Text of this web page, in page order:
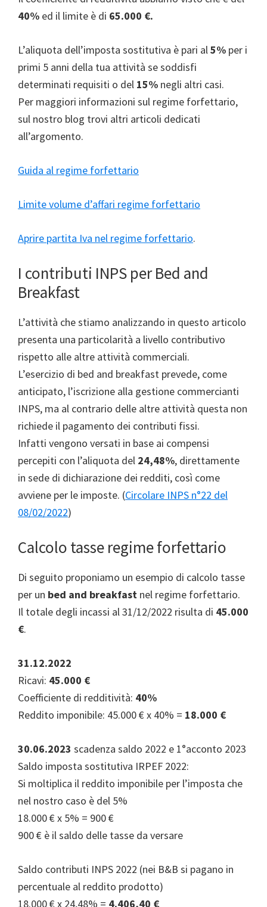
40% ed il limite è di 65.000 €.
L’aliquota dell’imposta sostitutiva è pari al5% per i
primi 5 anni della tua attività se soddisfi
determinati requisiti o del 15% negli altri casi.
Per maggiori informazioni sul regime forfettario,
sul nostro blog trovi altri articoli dedicati
all’argomento.
Guida al regime forfettario
Limite volume d’affari regime forfettario
Aprire partita Iva nel regime forfettario.
I contributi INPS per Bed and
Breakfast
L’attività che stiamo analizzando in questo articolo
presenta una particolarità a livello contributivo
rispetto alle altre attività commerciali.
L’esercizio di bed and breakfast prevede, come
anticipato, l’iscrizione alla gestione commercianti
INPS, ma al contrario delle altre attività questa non
richiede il pagamento dei contributi fissi.
Infatti vengono versati in base ai compensi
percepiti con l’aliquota del 24,48%, direttamente
in sede di dichiarazione dei redditi, così come
avviene per le imposte. (Circolare INPS n°22 del
08/02/2022)
Calcolo tasse regime forfettario
Di seguito proponiamo un esempio di calcolo tasse
per un bed and breakfast nel regime forfettario.
Il totale degli incassi al 31/12/2022 risulta di 45.000
€.
31.12.2022
Ricavi: 45.000 €
Coefficiente di redditività: 40%
Reddito imponibile: 45.000 € x 40% = 18.000 €
30.06.2023 scadenza saldo 2022 e 1°acconto 2023
Saldo imposta sostitutiva IRPEF 2022:
Si moltiplica il reddito imponibile per l’imposta che
nel nostro caso è del 5%
18.000 € x 5% = 900 €
900 € è il saldo delle tasse da versare
Saldo contributi INPS 2022 (nei B&B si pagano in
percentuale al reddito prodotto)
18.000 € x 24,48% = 4.406,40 €